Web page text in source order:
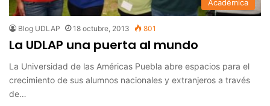
Académica
Blog UDLAP 18 octubre, 2013 801
La UDLAP una puerta al mundo
La Universidad de las Américas Puebla abre espacios para el
crecimiento de sus alumnos nacionales y extranjeros a través
de…